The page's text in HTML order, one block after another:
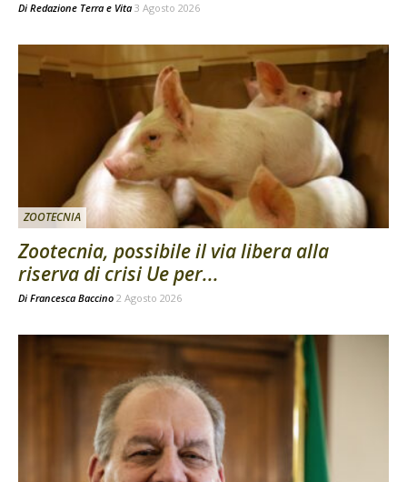
Di Redazione Terra e Vita 3 Agosto 2026
ZOOTECNIA
Zootecnia, possibile il via libera alla
riserva di crisi Ue per...
Di Francesca Baccino 2 Agosto 2026